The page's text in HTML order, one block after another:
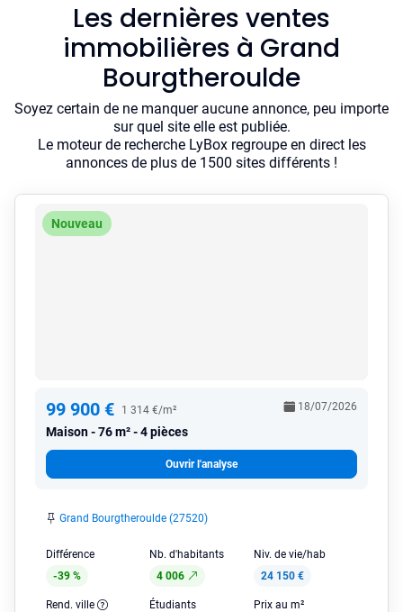
Les dernières ventes
immobilières à Grand
Bourgtheroulde
Soyez certain de ne manquer aucune annonce, peu importe
sur quel site elle est publiée.
Le moteur de recherche LyBox regroupe en direct les
annonces de plus de 1500 sites différents !
Nouveau
99 900 € 1 314 €/m²
Maison 76 m² - 4 pièces
18/07/2026
Ouvrir l'analyse
Grand Bourgtheroulde (27520)
Différence
-39 %
Nb. d'habitants
4 006
Niv. de vie/hab
24 150 €
Rend. ville
Étudiants
Prix au m²